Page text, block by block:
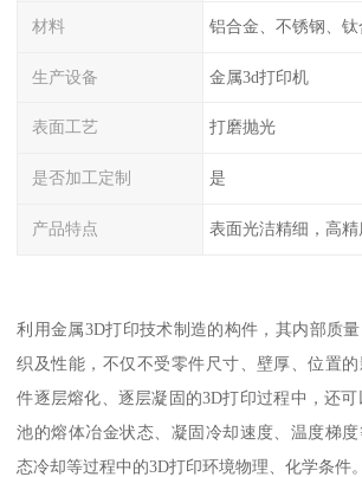
材料 铝合金、不锈钢、钛
生产设备 金属3d打印机
表面工艺 打磨抛光
是否加工定制 是
产品特点 表面光洁精细，高精
利用金属3D打印技术制造的构件，其内部质
织及性能，不仅不受零件尺寸、壁厚、位置
件逐层熔化、逐层凝固的3D打印过程中，还
池的熔体冶金状态、凝固冷却速度、温度梯
态冷却等过程中的3D打印环境物理、化学条件。